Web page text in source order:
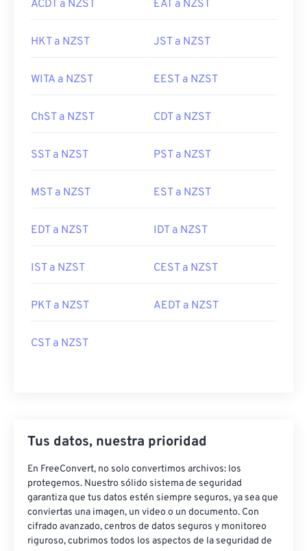
ACDT a NZST EAT a NZST
HKT a NZST JST a NZST
WITA a NZST EEST a NZST
ChST a NZST CDT a NZST
SST a NZST PST a NZST
MST a NZST EST a NZST
EDT a NZST IDT a NZST
IST a NZST CEST a NZST
PKT a NZST AEDT a NZST
CST a NZST
Tus datos, nuestra prioridad
En FreeConvert, no solo convertimos archivos: los
protegemos. Nuestro sólido sistema de seguridad
garantiza que tus datos estén siempre seguros, ya sea que
conviertas una imagen, un video o un documento. Con
cifrado avanzado, centros de datos seguros y monitoreo
riguroso, cubrimos todos los aspectos de la seguridad de